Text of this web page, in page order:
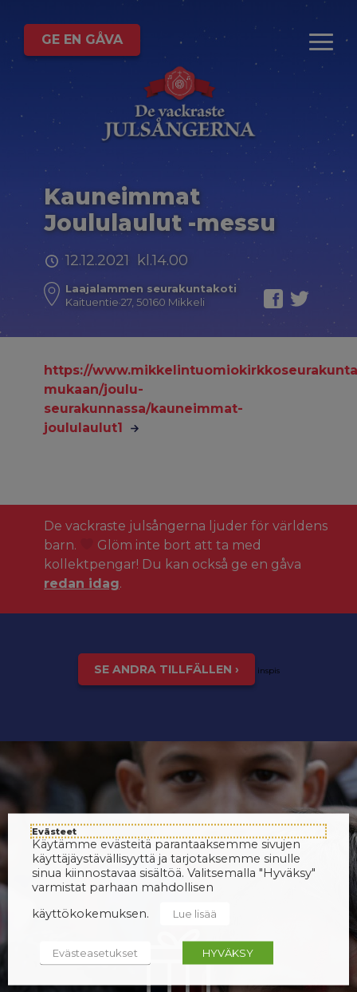
GE EN GÅVA
Kauneimmat
Joululaulut -messu
12.12.2021 kl.14.00
Laajalammen seurakuntakoti
Kaituentie 27, 50160 Mikkeli
https://
mukaan/joulu-
seurakunnassa/kauneimmat-
joululaulut1
De vackraste julsångerna ljuder för världens
barn.
Glöm inte bort att ta med
kollektpengar! Du kan också ge en gåva
redan idag.
SE ANDRA TILLFÄLLEN › inspis
Evästeet
Käytämme evästeitä parantaaksemme sivujen
käyttäjäystävällisyyttä ja tarjotaksemme sinulle
sinua kiinnostavaa sisältöä. Valitsemalla "Hyväksy"
varmistat parhaan mahdollisen
käyttökokemuksen.
Lue lisää
Evästeasetukset HYVÄKSY